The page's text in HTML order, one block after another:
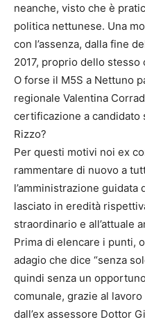
neanche, visto che è
politica nettunese. Una
con l’assenza, dalla fine
2017, proprio dello stesso
O forse il M5S a Nettuno
regionale Valentina
certificazione a candidato
Rizzo?
Per questi motivi noi ex
rammentare di nuovo a
l’amministrazione guidata
lasciato in eredità
straordinario e all’attuale
Prima di elencare i punti,
adagio che dice “senza
quindi senza un
comunale, grazie al
dall’ex assessore Dottor